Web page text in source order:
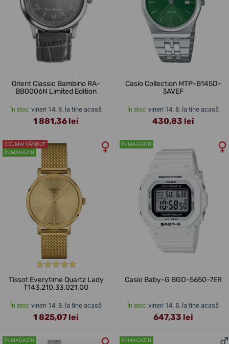
Orient Classic Bambino RA-
BB0006N Limited Edition
În stoc vineri 14. 8. la tine acasă
1 881,36 lei
Casio Collection MTP-B145D-
3AVEF
În stoc vineri 14. 8. la tine acasă
430,83 lei
CEL MAI VÂNDUT
ÎN MAGAZIN
Tissot Everytime Quartz Lady
T143.210.33.021.00
În stoc vineri 14. 8. la tine acasă
1 825,07 lei
ÎN MAGAZIN
Casio Baby-G BGD-5650-7ER
În stoc vineri 14. 8. la tine acasă
647,33 lei
ÎN MAGAZIN ÎN MAGAZIN